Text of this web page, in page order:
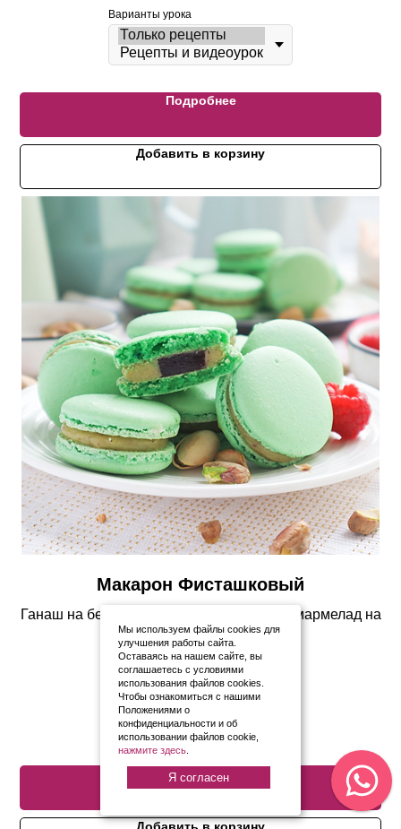
Варианты урока
Подробнее
Добавить в корзину
Макарон Фисташковый
Ганаш на белом шоколаде с фисташкой, мармелад на
пектине из малины
250 р.
Варианты урока
Подробнее
Мы используем файлы cookies для
улучшения работы сайта.
Оставаясь на нашем сайте, вы
соглашаетесь с условиями
использования файлов cookies.
Чтобы ознакомиться с нашими
Положениями о
конфиденциальности и об
использовании файлов cookie,
нажмите здесь
Я согласен